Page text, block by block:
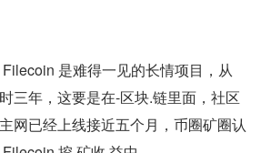
是难得一见的长情项目，从
三年，这要是在-区块.链里面，社区
网已经上线接近五个月，币圈矿圈认